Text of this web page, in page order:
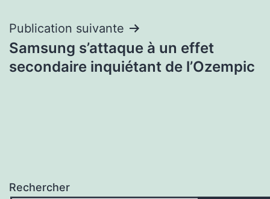
Publication suivante
Samsung s’attaque à un effet
secondaire inquiétant de l’Ozempic
Rechercher